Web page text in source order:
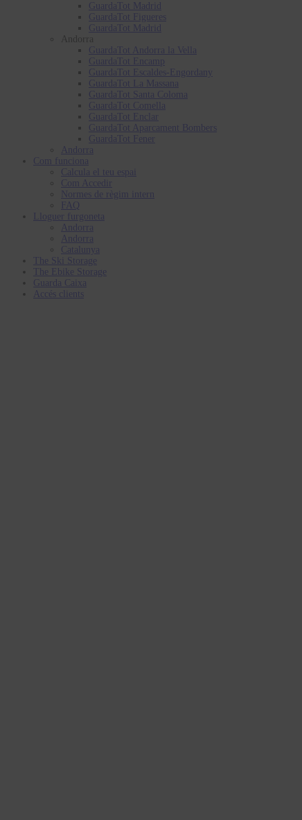
GuardaTot Madrid
GuardaTot Figueres
GuardaTot Madrid
Andorra
GuardaTot Andorra la Vella
GuardaTot Encamp
GuardaTot Escaldes-Engordany
GuardaTot La Massana
GuardaTot Santa Coloma
GuardaTot Comella
GuardaTot Enclar
GuardaTot Aparcament Bombers
GuardaTot Fener
Andorra
Com funciona
Calcula el teu espai
Com Accedir
Normes de règim intern
FAQ
Lloguer furgoneta
Andorra
Andorra
Catalunya
The Ski Storage
The Ebike Storage
Guarda Caixa
Accés clients